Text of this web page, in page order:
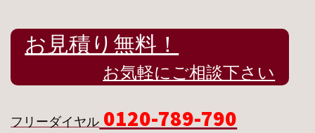
お見積り無料！
お気軽にご相談下さい
フリーダイヤル 0120-789-790